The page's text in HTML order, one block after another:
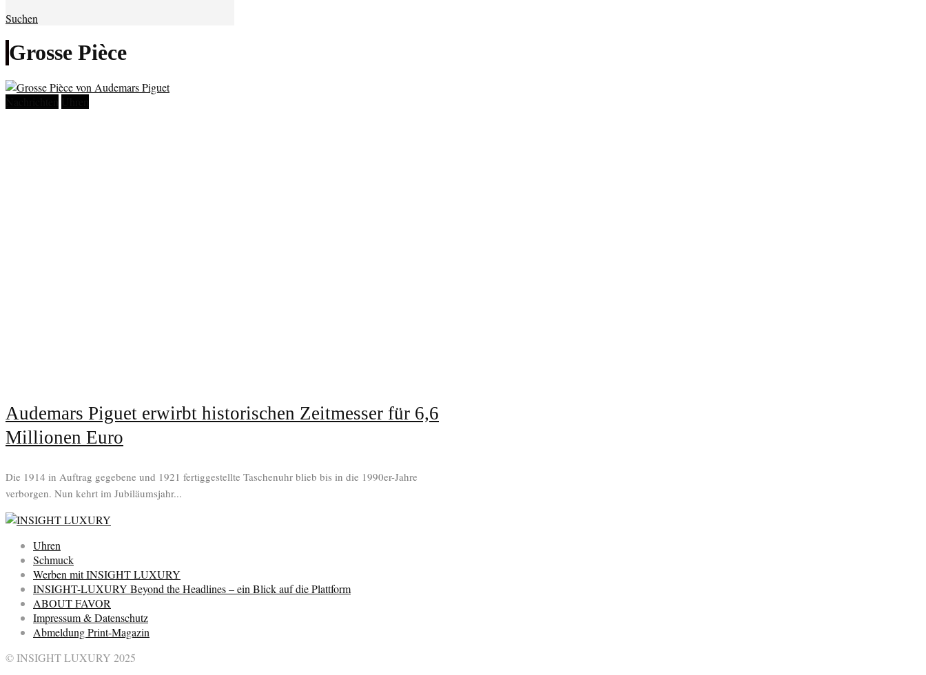
Suchen
Grosse Pièce
Audemars Piguet erwirbt historischen Zeitmesser für 6,6
Millionen Euro
Die 1914 in Auftrag gegebene und 1921 fertiggestellte Taschenuhr blieb bis in die 1990er-Jahre
verborgen. Nun kehrt im Jubiläumsjahr...
Uhren
Schmuck
Werben mit INSIGHT LUXURY
INSIGHT-LUXURY Beyond the Headlines – ein Blick auf die Plattform
ABOUT FAVOR
Impressum & Datenschutz
Abmeldung Print-Magazin
© INSIGHT LUXURY 2025